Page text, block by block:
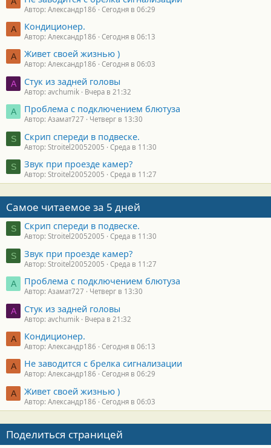
Автор: Александр186 Сегодня в 06:29
А Кондиционер.
Автор: Александр186 Сегодня в 06:13
А Живет своей жизнью )
Автор: Александр186 Сегодня в 06:03
A Стук из задней головы
Автор: avchumik Вчера в 21:32
А Проблема с подключением блютуза
Автор: Азамат727 Четверг в 13:30
S Скрип спереди в подвеске.
Автор: Stroitel20052005 Среда в 11:30
S Звук при проезде камер?
Автор: Stroitel20052005 Среда в 11:27
Самое читаемое за 5 дней
S Скрип спереди в подвеске.
Автор: Stroitel20052005 Среда в 11:30
S Звук при проезде камер?
Автор: Stroitel20052005 Среда в 11:27
А Проблема с подключением блютуза
Автор: Азамат727 Четверг в 13:30
A Стук из задней головы
Автор: avchumik Вчера в 21:32
А Кондиционер.
Автор: Александр186 Сегодня в 06:13
А Не заводится с брелка сигнализации
Автор: Александр186 Сегодня в 06:29
А Живет своей жизнью )
Автор: Александр186 Сегодня в 06:03
Поделиться страницей